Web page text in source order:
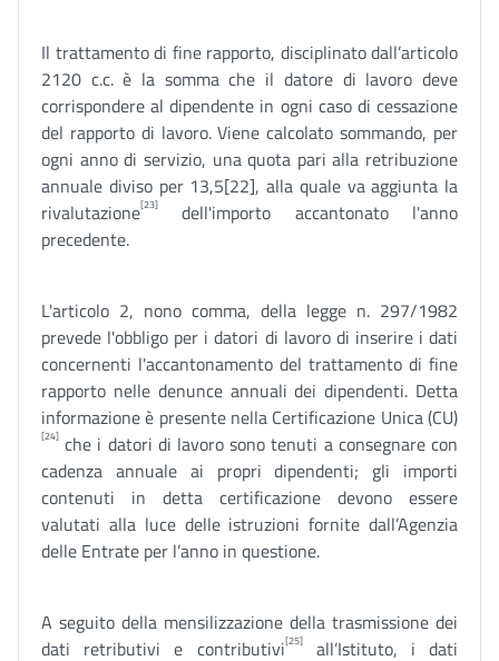
Il trattamento di fine rapporto, disciplinato dall’articolo
2120 c.c. è la somma che il datore di lavoro deve
corrispondere al dipendente in ogni caso di cessazione
del rapporto di lavoro. Viene calcolato sommando, per
ogni anno di servizio, una quota pari alla retribuzione
annuale diviso per 13,5[22], alla quale va aggiunta la
rivalutazione[23]
dell'importo accantonato l'anno
precedente.
L'articolo 2, nono comma, della legge n. 297/1982
prevede l'obbligo per i datori di lavoro di inserire i dati
concernenti l'accantonamento del trattamento di fine
rapporto nelle denunce annuali dei dipendenti. Detta
informazione è presente nella Certificazione Unica (CU)
[24] che i datori di lavoro sono tenuti a consegnare con
cadenza annuale ai propri dipendenti; gli importi
contenuti in detta certificazione devono essere
valutati alla luce delle istruzioni fornite dall’Agenzia
delle Entrate per l’anno in questione.
A seguito della mensilizzazione della trasmissione dei
dati retributivi e contributivi[25]all’Istituto, i dati